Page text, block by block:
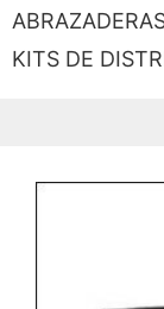
KITS DE